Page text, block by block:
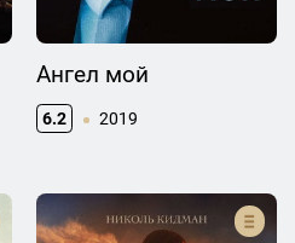
Ангел мой
6.2 2019